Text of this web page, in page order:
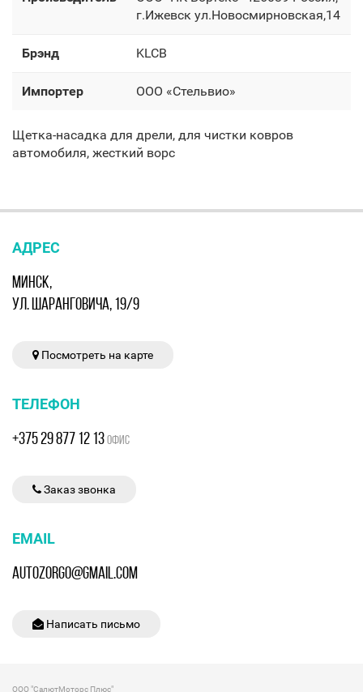
г.Ижевск ул.Новосмирновская,14
Брэнд KLCB
Импортер OOO «Стельвио»
Щетка-насадка для дрели, для чистки ковров
автомобиля, жесткий ворс
АДРЕС
МИНСК,
УЛ. ШАРАНГОВИЧА, 19/9
Посмотреть на карте
ТЕЛЕФОН
+375 29 877 12 13ОФИС
Заказ звонка
EMAIL
AUTOZORGO@GMAIL.COM
Написать письмо
ООО "СалютМоторс Плюс"